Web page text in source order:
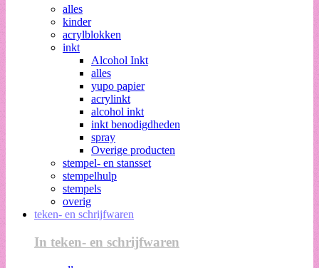
alles
kinder
acrylblokken
inkt
Alcohol Inkt
alles
yupo papier
acrylinkt
alcohol inkt
inkt benodigdheden
spray
Overige producten
stempel- en stansset
stempelhulp
stempels
overig
teken- en schrijfwaren
In teken- en schrijfwaren